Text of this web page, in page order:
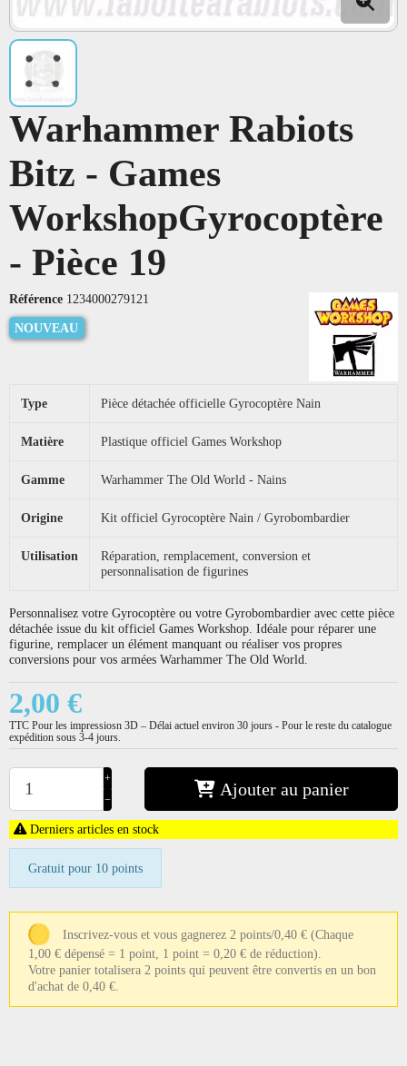
Warhammer Rabiots
Bitz - Games
WorkshopGyrocoptère
- Pièce 19
Référence 1234000279121
NOUVEAU
Type Pièce détachée officielle Gyrocoptère Nain
Matière Plastique officiel Games Workshop
Gamme Warhammer The Old World - Nains
Origine Kit officiel Gyrocoptère Nain / Gyrobombardier
Utilisation
Réparation, remplacement, conversion et
personnalisation de figurines
Personnalisez votre Gyrocoptère ou votre Gyrobombardier avec cette pièce
détachée issue du kit officiel Games Workshop. Idéale pour réparer une
figurine, remplacer un élément manquant ou réaliser vos propres
conversions pour vos armées Warhammer The Old World.
2,00 €
TTC Pour les impressiosn 3D – Délai actuel environ 30 jours - Pour le reste du catalogue
expédition sous 3-4 jours.
+
−
Ajouter au panier
Derniers articles en stock
Gratuit pour 10 points
Inscrivez-vous et vous gagnerez 2 points/0,40 € (Chaque
1,00 € dépensé = 1 point, 1 point = 0,20 € de réduction).
Votre panier totalisera 2 points qui peuvent être convertis en un bon
d'achat de 0,40 €.